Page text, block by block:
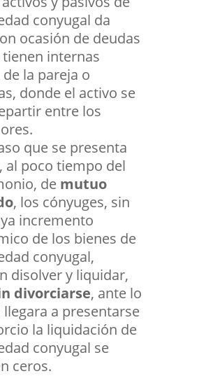
conyugal da
ocasión de deudas
tienen internas
la pareja o
donde el activo se
entre los
que se presenta
al poco tiempo del
de mutuo
, los cónyuges, sin
incremento
de los bienes de
conyugal,
disolver y liquidar,
divorciarse, ante lo
llegara a presentarse
la liquidación de
conyugal se
ceros.